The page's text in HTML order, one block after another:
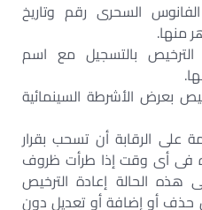
السحرى رقم وتاريخ
منها.
الترخيص بالتسجيل مع اسم
بعرض الأشرطة السينمائية
على الرقابة أن تسحب بقرار
فى أى وقت إذا طرأت ظروف
الحالة إعادة الترخيص
حذف أو إضافة أو تعديل دون